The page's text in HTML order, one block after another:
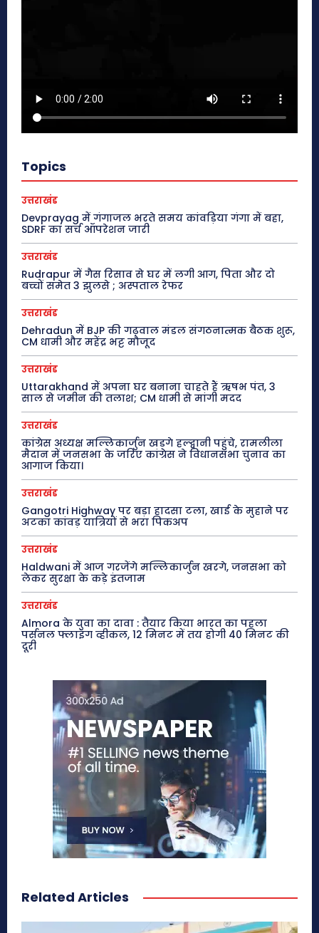
Topics
उत्तराखंड
Devprayag में गंगाजल भरते समय कांवड़िया गंगा में बहा,
SDRF का सर्च ऑपरेशन जारी
उत्तराखंड
Rudrapur में गैस रिसाव से घर में लगी आग, पिता और दो
बच्चों समेत 3 झुलसे ; अस्पताल रेफर
उत्तराखंड
Dehradun में BJP की गढ़वाल मंडल संगठनात्मक बैठक शुरू,
CM धामी और महेंद्र भट्ट मौजूद
उत्तराखंड
Uttarakhand में अपना घर बनाना चाहते हैं ऋषभ पंत, 3
साल से जमीन की तलाश; CM धामी से मांगी मदद
उत्तराखंड
कांग्रेस अध्यक्ष मल्लिकार्जुन खड़गे हल्द्वानी पहुंचे, रामलीला
मैदान में जनसभा के जरिए कांग्रेस ने विधानसभा चुनाव का
आगाज किया।
उत्तराखंड
Gangotri Highway पर बड़ा हादसा टला, खाई के मुहाने पर
अटका कांवड़ यात्रियों से भरा पिकअप
उत्तराखंड
Haldwani में आज गरजेंगे मल्लिकार्जुन खरगे, जनसभा को
लेकर सुरक्षा के कड़े इंतजाम
उत्तराखंड
Almora के युवा का दावा : तैयार किया भारत का पहला
पर्सनल फ्लाइंग व्हीकल, 12 मिनट में तय होगी 40 मिनट की
दूरी
Related Articles